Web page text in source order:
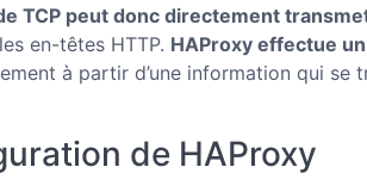
TCP peut donc directement
en-têtes HTTP. HAProxy effectue
à partir d’une information qui se
de HAProxy